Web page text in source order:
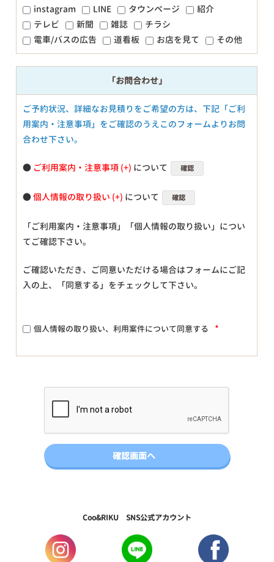
instagram
LINE タウンページ
紹介
テレビ
新聞 雑誌
チラシ
電車/バスの広告
道看板 お店を見て その他
「お問合わせ」
ご予約状況、詳細なお見積りをご希望の方は、下記「ご利
用案内・注意事項」をご確認のうえこのフォームよりお問
合わせ下さい。
● ご利用案内・注意事項 について 確認
●個人情報の取り扱い について 確認
「ご利用案内・注意事項」「個人情報の取り扱い」につい
てご確認下さい。
ご確認いただき、ご同意いただける場合はフォームにご記
入の上、「同意する」をチェックして下さい。
個人情報の取り扱い、利用案件について同意する *
Coo&RIKU SNS公式アカウント